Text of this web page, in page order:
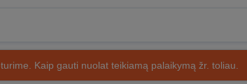
Kaip gauti nuolat teikiamą palaikymą žr. toliau.